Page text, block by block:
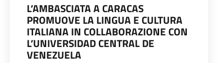
L’AMBASCIATA A CARACAS
PROMUOVE LA LINGUA E CULTURA
ITALIANA IN COLLABORAZIONE CON
L’UNIVERSIDAD CENTRAL DE
VENEZUELA